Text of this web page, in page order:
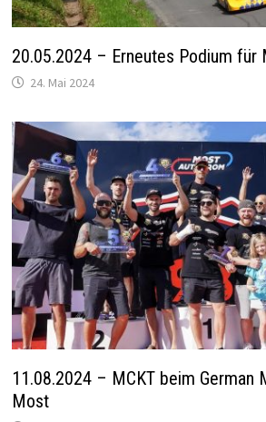
20.05.2024 – Erneutes Podium für
24. Mai 2024
11.08.2024 – MCKT beim German
Most